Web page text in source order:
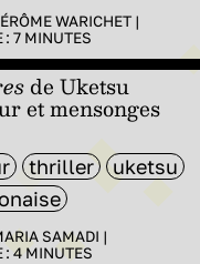
WARICHET |
: 7 MINUTES
de Uketsu
et mensonges
thriller
uketsu
SAMADI |
: 4 MINUTES